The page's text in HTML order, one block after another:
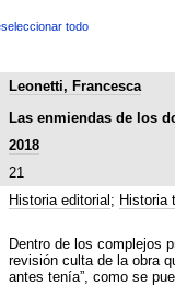
todo
Leonetti, Francesca
Las enmiendas de los
2018
21
Historia editorial ; Historia
Dentro de los complejos
revisión culta de la obra
antes tenía”, como se